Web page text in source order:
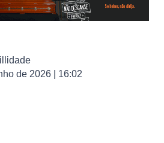
de 2026 | 16:02